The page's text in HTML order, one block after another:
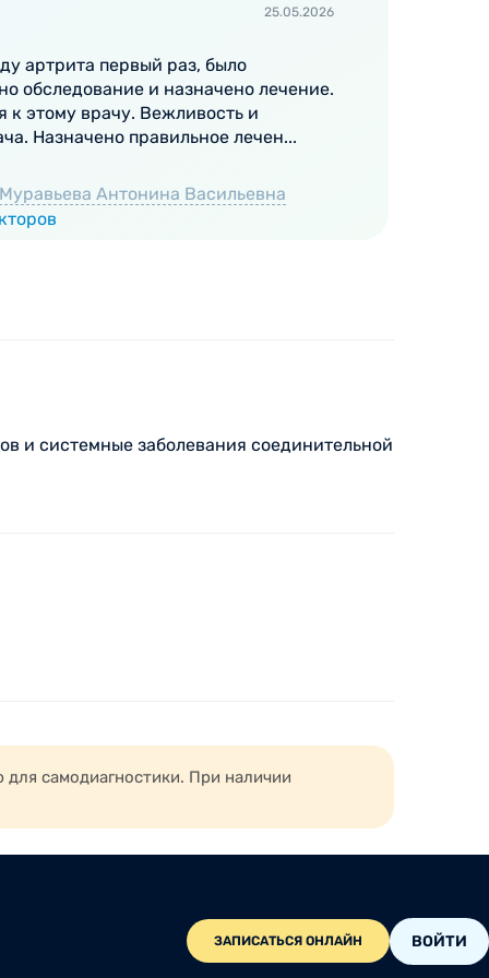
ревматологических заболеваний, а
25.05.2026
артрита первый раз, было
обследование и назначено лечение.
к этому врачу. Вежливость и
Назначено правильное лечен...
Муравьева Антонина Васильевна
и системные заболевания соединительной
самодиагностики. При наличии
ЗАПИСАТЬСЯ ОНЛАЙН ВОЙТИ